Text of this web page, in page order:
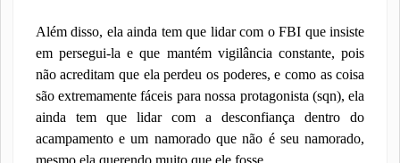
Além disso, ela ainda tem que lidar com o FBI que insiste
em persegui-la e que mantém vigilância constante, pois
não acreditam que ela perdeu os poderes, e como as coisa
são extremamente fáceis para nossa protagonista (sqn), ela
ainda tem que lidar com a desconfiança dentro do
acampamento e um namorado que não é seu namorado,
mesmo ela querendo muito que ele fosse.